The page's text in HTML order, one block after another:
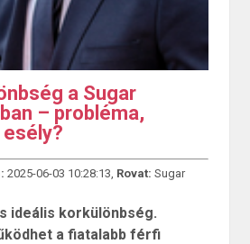
a Sugar
– probléma,
esély?
2025-06-03 10:28:13, Rovat: Sugar
ideális korkülönbség.
a fiatalabb férfi